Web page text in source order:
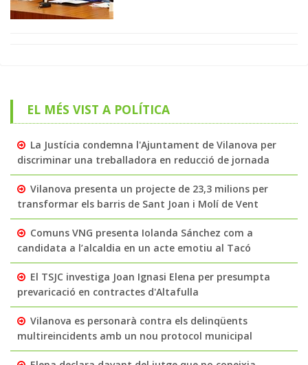
EL MÉS VIST A POLÍTICA
La Justícia condemna l'Ajuntament de Vilanova per
discriminar una treballadora en reducció de jornada
Vilanova presenta un projecte de 23,3 milions per
transformar els barris de Sant Joan i Molí de Vent
Comuns VNG presenta Iolanda Sánchez com a
candidata a l’alcaldia en un acte emotiu al Tacó
El TSJC investiga Joan Ignasi Elena per presumpta
prevaricació en contractes d'Altafulla
Vilanova es personarà contra els delinqüents
multireincidents amb un nou protocol municipal